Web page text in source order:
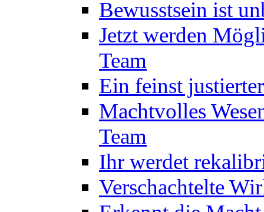
Bewusstsein ist
Jetzt werden
Team
Ein feinst
Machtvolles
Team
Ihr werdet
Verschachtelte